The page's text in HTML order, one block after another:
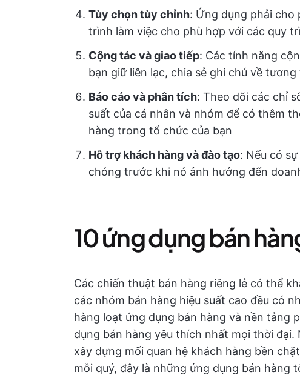
Tùy chọn tùy chỉnh: Ứng dụng phải cho
trình làm việc cho phù hợp với các quy
Cộng tác và giao tiếp: Các tính năng
bạn giữ liên lạc, chia sẻ ghi chú về
Báo cáo và phân tích: Theo dõi các chỉ
suất của cá nhân và nhóm để có thêm
hàng trong tổ chức của bạn
Hỗ trợ khách hàng và đào tạo: Nếu có
chóng trước khi nó ảnh hưởng đến
10 ứng dụng bán
Các chiến thuật bán hàng riêng lẻ có thể
các nhóm bán hàng hiệu suất cao đều có
hàng loạt ứng dụng bán hàng và nền tảng
dụng bán hàng yêu thích nhất mọi thời đại.
xây dựng mối quan hệ khách hàng bền
mỗi quý, đây là những ứng dụng bán hàng